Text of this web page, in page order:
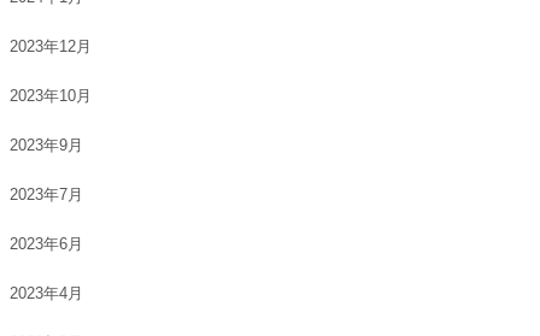
2023年12月
2023年10月
2023年9月
2023年7月
2023年6月
2023年4月